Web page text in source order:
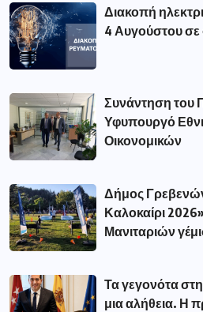
Διακοπή
4 Αυγούστου σε
Συνάντηση του
Υφυπουργό
Οικονομικών
Δήμος
Καλοκαίρι
Μανιταριών
Τα γεγονότα
μια αλήθεια. Η